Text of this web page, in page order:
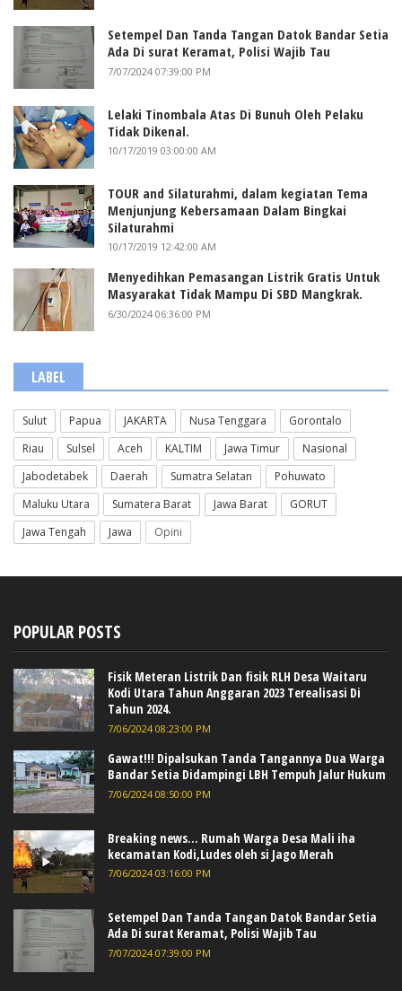
Setempel Dan Tanda Tangan Datok Bandar Setia
Ada Di surat Keramat, Polisi Wajib Tau
7/07/2024 07:39:00 PM
Lelaki Tinombala Atas Di Bunuh Oleh Pelaku
Tidak Dikenal.
10/17/2019 03:00:00 AM
TOUR and Silaturahmi, dalam kegiatan Tema
Menjunjung Kebersamaan Dalam Bingkai
Silaturahmi
10/17/2019 12:42:00 AM
Menyedihkan Pemasangan Listrik Gratis Untuk
Masyarakat Tidak Mampu Di SBD Mangkrak.
6/30/2024 06:36:00 PM
LABEL
Sulut Papua JAKARTA Nusa Tenggara
Gorontalo
Riau
Sulsel Aceh KALTIM Jawa Timur
Nasional
Jabodetabek
Daerah Sumatra Selatan
Pohuwato
Maluku Utara
Sumatera Barat Jawa Barat
GORUT
Jawa Tengah
Jawa Opini
POPULAR POSTS
Fisik Meteran Listrik Dan fisik RLH Desa Waitaru
Kodi Utara Tahun Anggaran 2023 Terealisasi Di
Tahun 2024.
7/06/2024 08:23:00 PM
Gawat!!! Dipalsukan Tanda Tangannya Dua Warga
Bandar Setia Didampingi LBH Tempuh Jalur Hukum
7/06/2024 08:50:00 PM
Breaking news... Rumah Warga Desa Mali iha
kecamatan Kodi,Ludes oleh si Jago Merah
7/06/2024 03:16:00 PM
Setempel Dan Tanda Tangan Datok Bandar Setia
Ada Di surat Keramat, Polisi Wajib Tau
7/07/2024 07:39:00 PM